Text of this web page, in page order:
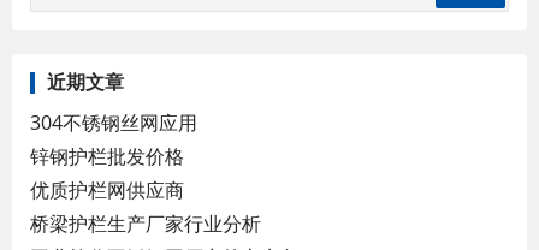
近期文章
304不锈钢丝网应用
锌钢护栏批发价格
优质护栏网供应商
桥梁护栏生产厂家行业分析